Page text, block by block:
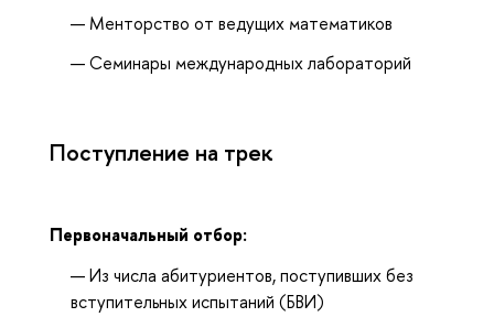
Менторство от ведущих математиков
Семинары международных лабораторий
Поступление на трек
Первоначальный отбор:
Из числа абитуриентов, поступивших без
вступительных испытаний (БВИ)